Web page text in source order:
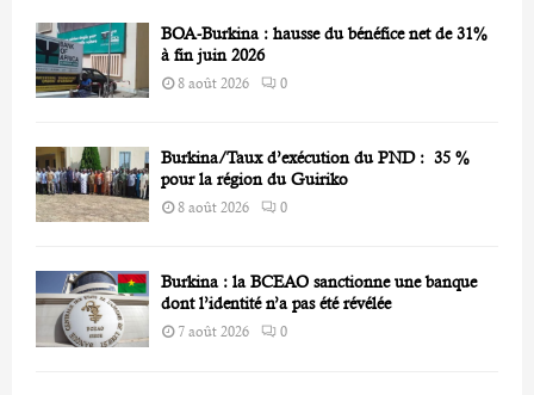
BOA-Burkina : hausse du bénéfice net de 31%
à fin juin 2026
8 août 2026 0
Burkina/Taux d’exécution du PND : 35 %
pour la région du Guiriko
8 août 2026 0
Burkina : la BCEAO sanctionne une banque
dont l’identité n’a pas été révélée
7 août 2026 0